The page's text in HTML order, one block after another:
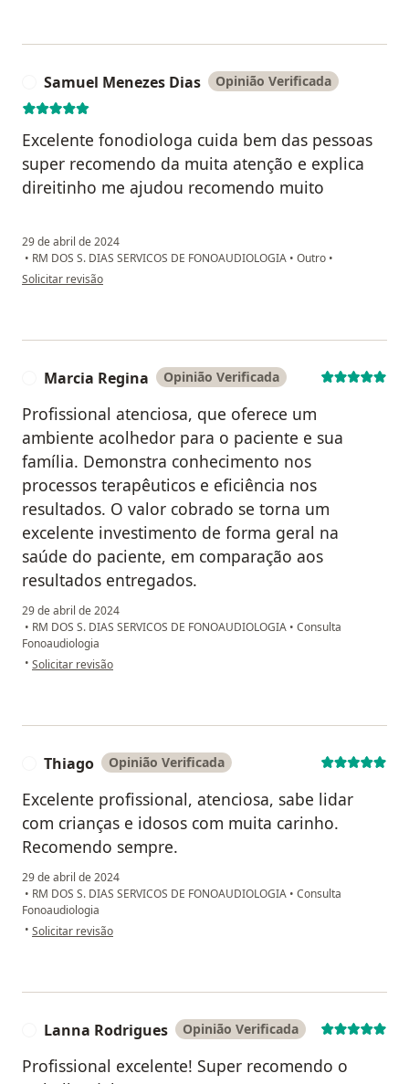
Samuel Menezes Dias Opinião Verificada
Excelente fonodiologa cuida bem das pessoas
super recomendo da muita atenção e explica
direitinho me ajudou recomendo muito
29 de abril de 2024
• RM DOS S. DIAS SERVICOS DE FONOAUDIOLOGIA • Outro •
na opinião do utilizador Samuel Menezes Dias
Solicitar revisão
Marcia Regina Opinião Verificada
Profissional atenciosa, que oferece um
ambiente acolhedor para o paciente e sua
família. Demonstra conhecimento nos
processos terapêuticos e eficiência nos
resultados. O valor cobrado se torna um
excelente investimento de forma geral na
saúde do paciente, em comparação aos
resultados entregados.
29 de abril de 2024
• RM DOS S. DIAS SERVICOS DE FONOAUDIOLOGIA • Consulta
Fonoaudiologia
• na opinião do utilizador Marcia Regina
Solicitar revisão
Thiago Opinião Verificada
Excelente profissional, atenciosa, sabe lidar
com crianças e idosos com muita carinho.
Recomendo sempre.
29 de abril de 2024
• RM DOS S. DIAS SERVICOS DE FONOAUDIOLOGIA • Consulta
Fonoaudiologia
• na opinião do utilizador Thiago
Solicitar revisão
Lanna Rodrigues Opinião Verificada
Profissional excelente! Super recomendo o